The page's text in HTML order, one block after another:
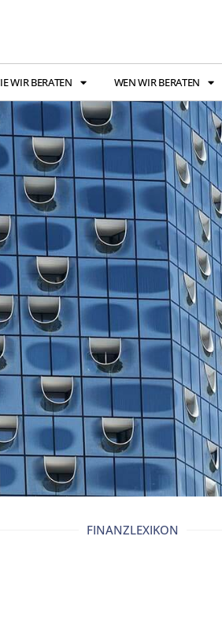
WIR BERATEN WEN WIR BERATEN
FINANZLEXIKON